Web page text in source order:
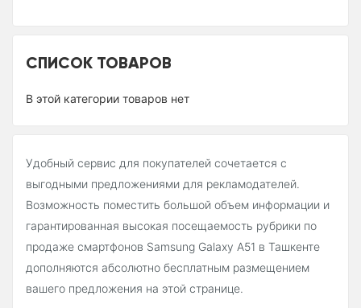
СПИСОК ТОВАРОВ
В этой категории товаров нет
Удобный сервис для покупателей сочетается с
выгодными предложениями для рекламодателей.
Возможность поместить большой объем информации и
гарантированная высокая посещаемость рубрики по
продаже смартфонов Samsung Galaxy A51 в Ташкенте
дополняются абсолютно бесплатным размещением
вашего предложения на этой странице.